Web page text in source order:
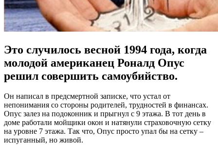
Это случилось весной 1994 года, когда
молодой американец Роналд Опус
решил совершить самоубийство.
Он написал в предсмертной записке, что устал от
непонимания со стороны родителей, трудностей в финансах.
Опус залез на подоконник и прыгнул с 9 этажа. В тот день в
доме работали мойщики окон и натянули страховочную сетку
на уровне 7 этажа. Так что, Опус просто упал бы на сетку –
испуганный, но живой.